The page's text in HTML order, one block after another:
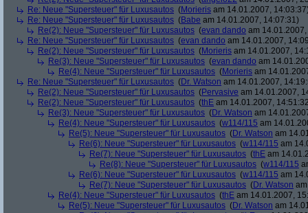
Re: Neue "Supersteuer" für Luxusautos (Morieris am 14.01.2007,
Re: Neue "Supersteuer" für Luxusautos (Babe am 14.01.2007, 14:07:31)
Re(2): Neue "Supersteuer" für Luxusautos (evan dando am
Re: Neue "Supersteuer" für Luxusautos (evan dando am 14.01.2007,
Re(2): Neue "Supersteuer" für Luxusautos (Morieris am 14.01.2007,
Re(3): Neue "Supersteuer" für Luxusautos (evan dando am
Re(4): Neue "Supersteuer" für Luxusautos (Morieris am
Re: Neue "Supersteuer" für Luxusautos (Dr. Watson am 14.01.2007,
Re(2): Neue "Supersteuer" für Luxusautos (Pervasive am 14.01.2007,
Re(2): Neue "Supersteuer" für Luxusautos (thE am 14.01.2007,
Re(3): Neue "Supersteuer" für Luxusautos (Dr. Watson am
Re(4): Neue "Supersteuer" für Luxusautos (w114/115 am
Re(5): Neue "Supersteuer" für Luxusautos (Dr. Watson am
Re(6): Neue "Supersteuer" für Luxusautos (w114/115 am
Re(7): Neue "Supersteuer" für Luxusautos (thE am
Re(8): Neue "Supersteuer" für Luxusautos (w114/115
Re(6): Neue "Supersteuer" für Luxusautos (w114/115 am
Re(7): Neue "Supersteuer" für Luxusautos (Dr. Watson
Re(4): Neue "Supersteuer" für Luxusautos (thE am 14.01.2007,
Re(5): Neue "Supersteuer" für Luxusautos (Dr. Watson am